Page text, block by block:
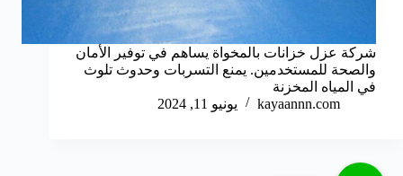
شركة عزل خزانات بالمخواة يساهم في توفير الأمان
والصحة للمستخدمين. يمنع التسربات وحدوث تلوث
في المياه المخزنة
kayaannn.com
يونيو 11, 2024